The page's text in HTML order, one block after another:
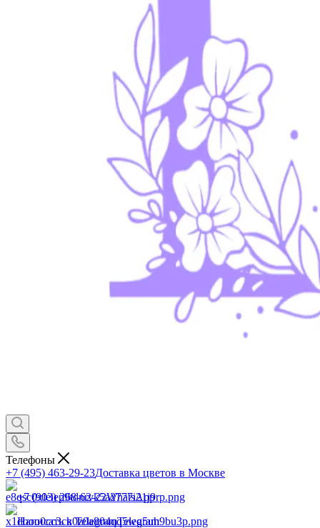
Телефоны
+7 (495) 463-29-23Доставка цветов в Москве
+7 (903) 268-62-22WhatsApp
Написать в TelegramTelegram